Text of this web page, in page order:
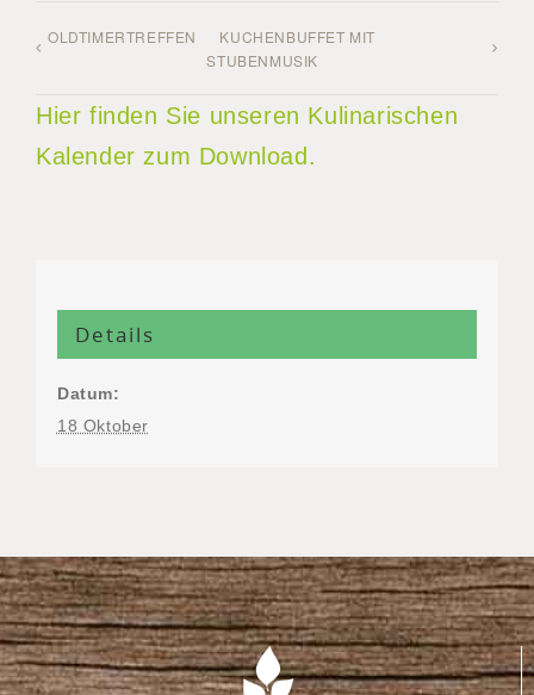
OLDTIMERTREFFEN
KUCHENBUFFET MIT
STUBENMUSIK
Hier finden Sie unseren Kulinarischen
Kalender zum Download.
Details
Datum:
18 Oktober